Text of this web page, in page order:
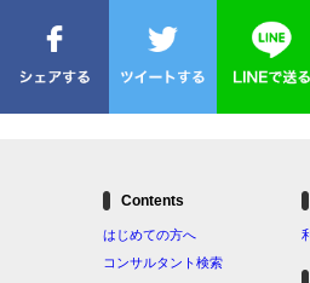
Contents
はじめての方へ
コンサルタント検索